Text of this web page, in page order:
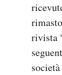
rivista